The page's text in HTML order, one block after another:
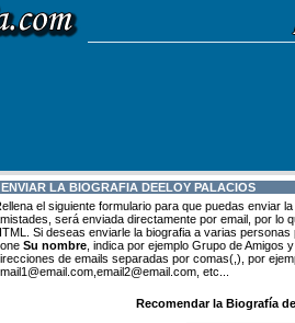
LA BIOGRAFIA DEELOY PALACIOS
el siguiente formulario para que puedas enviar
será enviada directamente por email, por lo
Si deseas enviarle la biografia a varias
Su nombre , indica por ejemplo Grupo de Amigos
de emails separadas por comas(,), por
etc...
Recomendar la Biografía de